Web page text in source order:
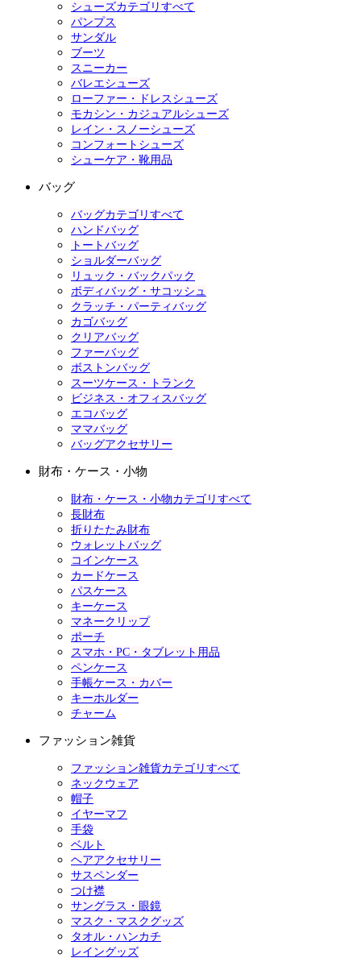
シューズカテゴリすべて
パンプス
サンダル
ブーツ
スニーカー
バレエシューズ
ローファー・ドレスシューズ
モカシン・カジュアルシューズ
レイン・スノーシューズ
コンフォートシューズ
シューケア・靴用品
バッグ
バッグカテゴリすべて
ハンドバッグ
トートバッグ
ショルダーバッグ
リュック・バックパック
ボディバッグ・サコッシュ
クラッチ・パーティバッグ
カゴバッグ
クリアバッグ
ファーバッグ
ボストンバッグ
スーツケース・トランク
ビジネス・オフィスバッグ
エコバッグ
ママバッグ
バッグアクセサリー
財布・ケース・小物
財布・ケース・小物カテゴリすべて
長財布
折りたたみ財布
ウォレットバッグ
コインケース
カードケース
パスケース
キーケース
マネークリップ
ポーチ
スマホ・PC・タブレット用品
ペンケース
手帳ケース・カバー
キーホルダー
チャーム
ファッション雑貨
ファッション雑貨カテゴリすべて
ネックウェア
帽子
イヤーマフ
手袋
ベルト
ヘアアクセサリー
サスペンダー
つけ襟
サングラス・眼鏡
マスク・マスクグッズ
タオル・ハンカチ
レイングッズ